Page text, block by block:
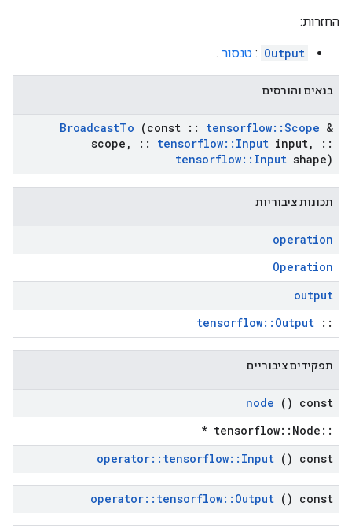
החזרות:
Output
: טנסור .
בנאים והורסים
BroadcastTo (const :: tensorflow::Scope &
scope , :: tensorflow:: Input input,
::
tensorflow:: Input shape)
תכונות ציבוריות
operation
Operation
output
::
tensorflow::Output
תפקידים ציבוריים
node () const
::tensorflow::Node *
operator:: tensorflow:: Input () const
operator:: tensorflow:: Output () const